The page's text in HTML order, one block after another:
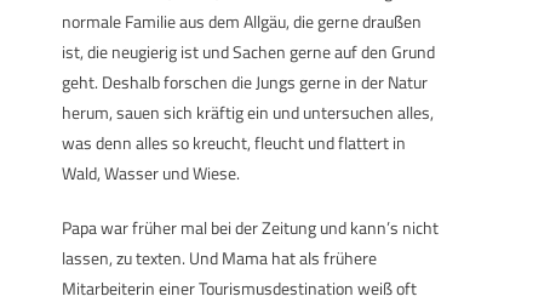
normale Familie aus dem Allgäu, die gerne draußen
ist, die neugierig ist und Sachen gerne auf den Grund
geht. Deshalb forschen die Jungs gerne in der Natur
herum, sauen sich kräftig ein und untersuchen alles,
was denn alles so kreucht, fleucht und flattert in
Wald, Wasser und Wiese.
Papa war früher mal bei der Zeitung und kann’s nicht
lassen, zu texten. Und Mama hat als frühere
Mitarbeiterin einer Tourismusdestination weiß oft